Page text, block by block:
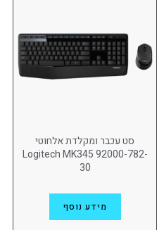
מסך מגע
ללא (1)
רזולוציית מסך
3440X1440
אוזניות(17)
סט עכבר ומקלדת אלחוטי
Logitech MK345 92000-782-
30
מידע נוסף